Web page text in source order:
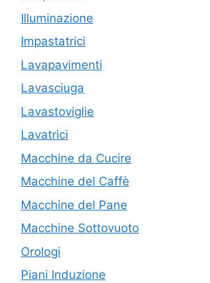
Illuminazione
Impastatrici
Lavapavimenti
Lavasciuga
Lavastoviglie
Lavatrici
Macchine da Cucire
Macchine del Caffè
Macchine del Pane
Macchine Sottovuoto
Orologi
Piani Induzione